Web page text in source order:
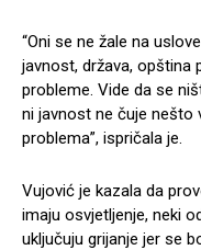
“Oni se ne žale na
javnost, država, opština
probleme. Vide da se
ni javnost ne čuje nešto
problema”, ispričala je.
Vujović je kazala da
imaju osvjetljenje, neki
uključuju grijanje jer se